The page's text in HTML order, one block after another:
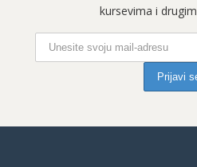
kursevima i